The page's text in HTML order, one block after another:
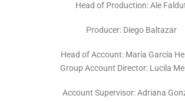
Head of Production: Ale
Producer:Diego Baltazar
Head of Account:María García
Group Account Director: Lucila
Account Supervisor: Adriana